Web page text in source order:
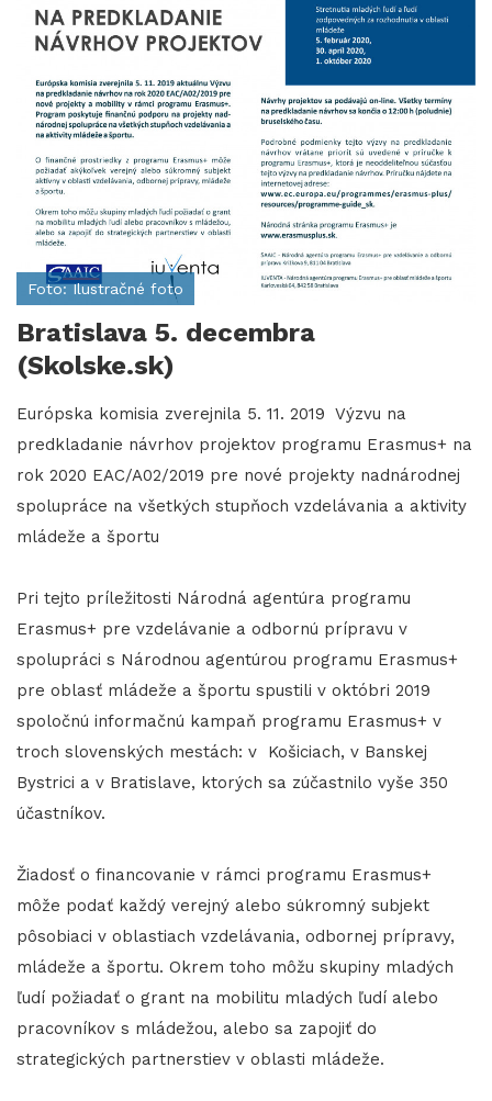
Foto: Ilustračné foto
Bratislava 5. decembra
(Skolske.sk)
Európska komisia zverejnila 5. 11. 2019 Výzvu na
predkladanie návrhov projektov programu Erasmus+ na
rok 2020 EAC/A02/2019 pre nové projekty nadnárodnej
spolupráce na všetkých stupňoch vzdelávania a aktivity
mládeže a športu
Pri tejto príležitosti Národná agentúra programu
Erasmus+ pre vzdelávanie a odbornú prípravu v
spolupráci s Národnou agentúrou programu Erasmus+
pre oblasť mládeže a športu spustili v októbri 2019
spoločnú informačnú kampaň programu Erasmus+ v
troch slovenských mestách: v Košiciach, v Banskej
Bystrici a v Bratislave, ktorých sa zúčastnilo vyše 350
účastníkov.
Žiadosť o financovanie v rámci programu Erasmus+
môže podať každý verejný alebo súkromný subjekt
pôsobiaci v oblastiach vzdelávania, odbornej prípravy,
mládeže a športu. Okrem toho môžu skupiny mladých
ľudí požiadať o grant na mobilitu mladých ľudí alebo
pracovníkov s mládežou, alebo sa zapojiť do
strategických partnerstiev v oblasti mládeže.